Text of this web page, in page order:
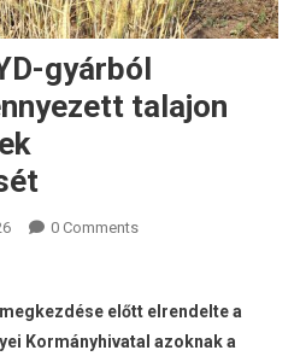
gyárból
talajon
0 Comments
előtt elrendelte a
Kormányhivatal azoknak a